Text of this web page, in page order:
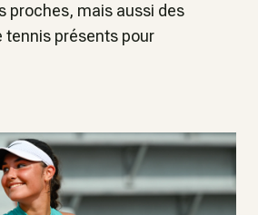
proches, mais aussi des
tennis présents pour